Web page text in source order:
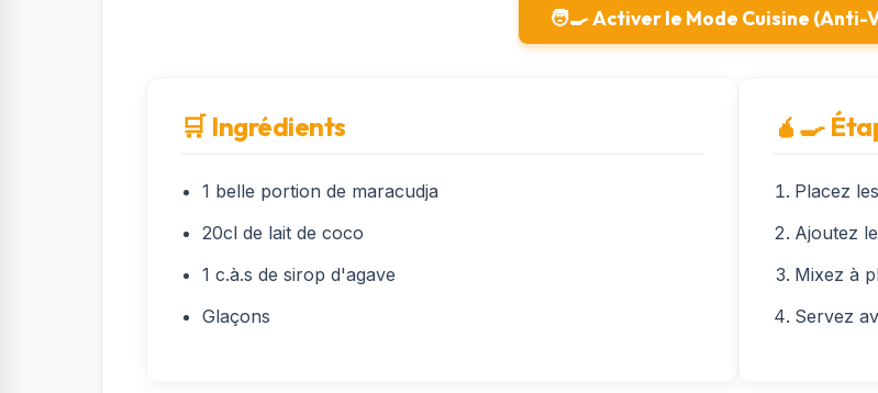
🧑‍🍳 Activer le Mode Cuisine (Anti-
🛒 Ingrédients
1 belle portion de maracudja
20cl de lait de coco
1 c.à.s de sirop d'agave
Glaçons
🧉‍🍳
Placez
Ajoutez
Mixez à
Servez